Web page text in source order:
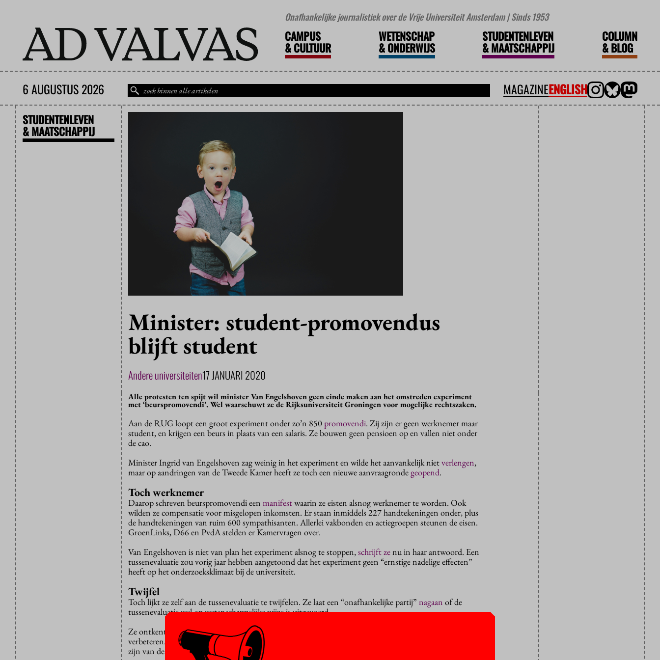
Onafhankelijke journalistiek over de Vrije Universiteit Amsterdam | Sinds 1953
CAMPUS
&CULTUUR
WETENSCHAP
&ONDERWIJS
STUDENTENLEVEN
&MAATSCHAPPIJ
COLUMN
&BLOG
6 AUGUSTUS 2026 MAGAZINEENGLISH
STUDENTENLEVEN
& MAATSCHAPPIJ
Minister: student-promovendus
blijft student
Andere universiteiten17 JANUARI 2020
Alle protesten ten spijt wil minister Van Engelshoven geen einde maken aan het omstreden experiment
met ‘beurspromovendi’. Wel waarschuwt ze de Rijksuniversiteit Groningen voor mogelijke rechtszaken.
Aan de RUG loopt een groot experiment onder zo’n 850promovendi. Zij zijn er geen werknemer maar
student, en krijgen een beurs in plaats van een salaris. Ze bouwen geen pensioen op en vallen niet onder
de cao.
Minister Ingrid van Engelshoven zag weinig in het experiment en wilde het aanvankelijk nietverlengen,
maar op aandringen van de Tweede Kamer heeft ze toch een nieuwe aanvraagrondegeopend.
Toch werknemer
Daarop schreven beurspromovendi een manifestwaarin ze eisten alsnog werknemer te worden. Ook
wilden ze compensatie voor misgelopen inkomsten. Er staan inmiddels 227 handtekeningen onder, plus
de handtekeningen van ruim 600 sympathisanten. Allerlei vakbonden en actiegroepen steunen de eisen.
GroenLinks, D66 en PvdA stelden er Kamervragen over.
Van Engelshoven is niet van plan het experiment alsnog te stoppen,schrijft zenu in haar antwoord. Een
tussenevaluatie zou vorig jaar hebben aangetoond dat het experiment geen “ernstige nadelige effecten”
heeft op het onderzoeksklimaat bij de universiteit.
Twijfel
Toch lijkt ze zelf aan de tussenevaluatie te twijfelen. Ze laat een “onafhankelijke partij” nagaan of de
tussenevaluatie wel op wetenschappelijke wijze is uitgevoerd.
Ze ontkent ook niet dat er problemen zijn. De minister roept de RUG op haar voorlichting te
verbeteren. De praktijk leert dat zowel promotiestudenten als supervisors niet altijd goed op de hoogte
zijn van de regels van het experiment.